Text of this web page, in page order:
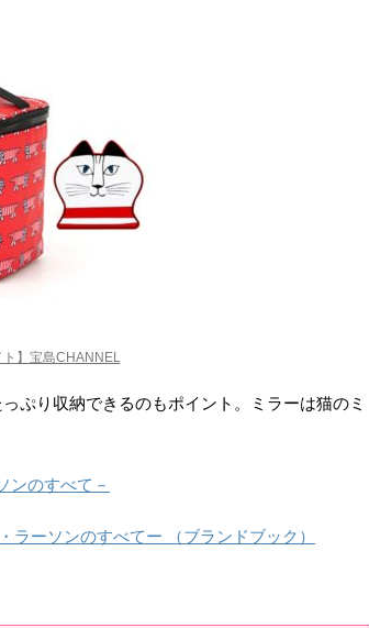
ト】宝島CHANNEL
ぷり収納できるのもポイント。ミラーは猫のミ
ンのすべて－
ラーソンのすべてー （ブランドブック）